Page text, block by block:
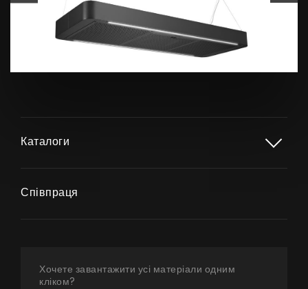
Каталоги
Співпраця
Хочете завантажити усі матеріали одним
кліком?